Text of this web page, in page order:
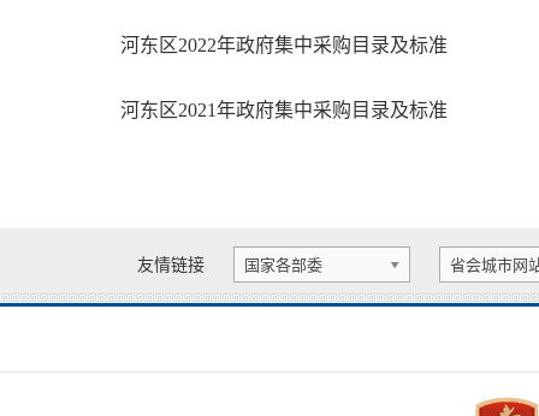
河东区2022年政府集中采购目录及标准
河东区2021年政府集中采购目录及标准